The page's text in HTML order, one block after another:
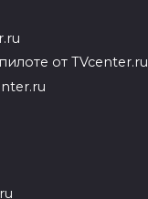
от TVcenter.ru